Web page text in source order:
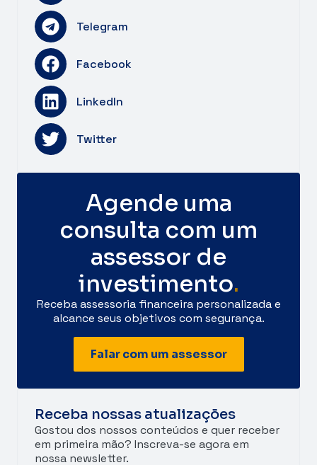
Telegram
Facebook
LinkedIn
Twitter
Agende uma
consulta com um
assessor de
investimento.
Receba assessoria financeira personalizada e
alcance seus objetivos com segurança.
Falar com um assessor
Receba nossas atualizações
Gostou dos nossos conteúdos e quer receber
em primeira mão? Inscreva-se agora em
nossa newsletter.